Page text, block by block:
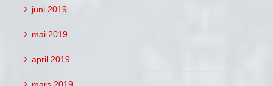
juni 2019
mai 2019
april 2019
mars 2019